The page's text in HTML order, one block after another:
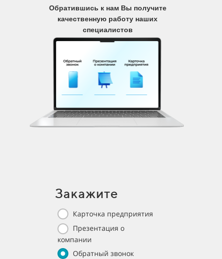
Обратившись к нам Вы получите
качественную работу наших
специалистов
Закажите
Карточка предприятия
Презентация о
компании
Обратный звонок